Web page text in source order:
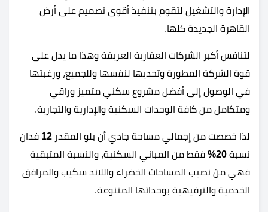
الإدارة والتشغيل لتقوم بتنفيذ أقوى تصميم على أرض
القاهرة الجديدة كلها.
لتنافس أكبر الشركات العقارية العريقة وهذا ما يدل على
قوة الشركة المطورة وتحديها لنفسها وللجميع، ورغبتها
في الوصول إلى أفضل مشروع سكني متميز وراقي
ومتكامل من كافة الوحدات السكنية والإدارية والتجارية.
لذا خصصت من إجمالي مساحة جادي أن بلو المقدر 12 فدان
نسبة 20%
فقط من المباني السكنية، والنسبة المتبقية
فهي من نصيب المساحات الخضراء واللاند سكيب والمرافق
الخدمية والترفيهية بوحداتها المتنوعة.